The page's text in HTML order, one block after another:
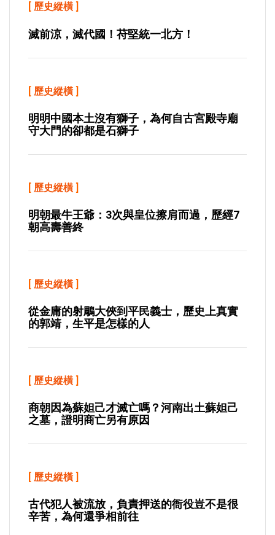
[ 歷史縱橫 ]
滅前涼，滅代國！苻堅統一北方！
[ 歷史縱橫 ]
明明中國本土沒有獅子，為何自古宮殿寺廟
守大門的卻都是石獅子
[ 歷史縱橫 ]
明朝最牛王爺：3次與皇位擦肩而過，歷經7
朝高壽善終
[ 歷史縱橫 ]
從金庸的射鵰大俠到平民義士，歷史上真實
的郭靖，生平是怎樣的人
[ 歷史縱橫 ]
商朝因為蘇妲己才滅亡嗎？河南出土蘇妲己
之墓，證明商亡另有原因
[ 歷史縱橫 ]
古代犯人被流放，負責押送的衙役豈不是很
辛苦，為何還爭相前往